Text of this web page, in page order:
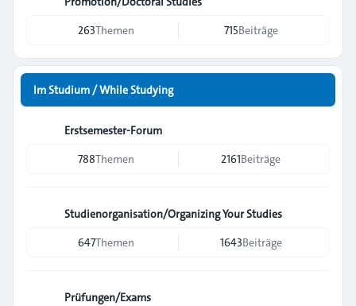
263Themen 715Beiträge
Im Studium / While Studying
Erstsemester-Forum
788Themen 2161Beiträge
Studienorganisation/Organizing Your Studies
647Themen 1643Beiträge
Prüfungen/Exams